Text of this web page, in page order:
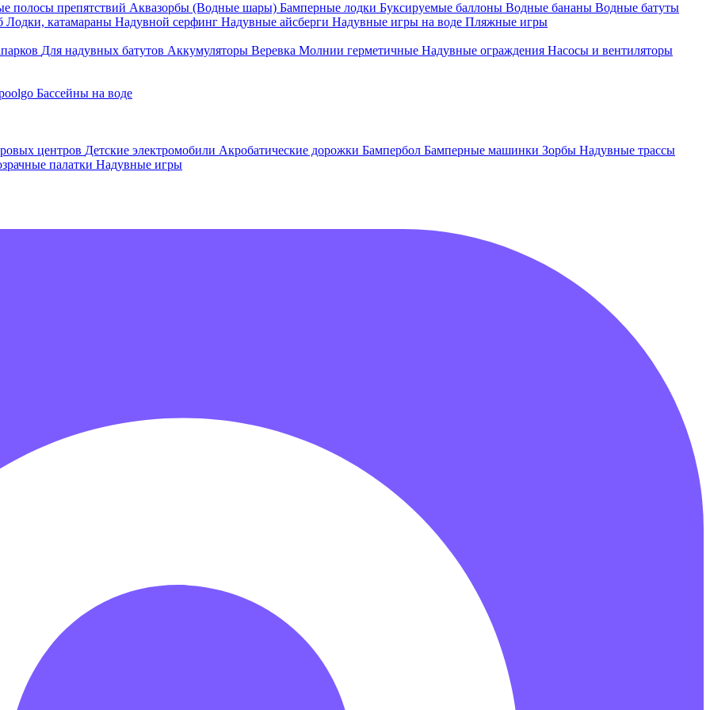
полосы препятствий Аквазорбы (Водные шары) Бамперные лодки Буксируемые баллоны Водные бананы Водные батуты
Лодки, катамараны Надувной серфинг Надувные айсберги Надувные игры на воде Пляжные игры
Для надувных батутов Аккумуляторы Веревка Молнии герметичные Надувные ограждения Насосы и вентиляторы
Бассейны на воде
центров Детские электромобили Акробатические дорожки Бампербол Бамперные машинки Зорбы Надувные трассы
палатки Надувные игры